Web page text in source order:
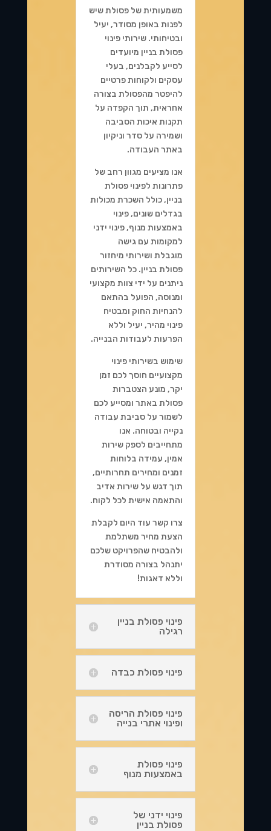
משמעותית של פסולת שיש
לפנות באופן מסודר, יעיל
ובטיחותי. שירותי פינוי
פסולת בניין מיועדים
לסייע לקבלנים, בעלי
עסקים ולקוחות פרטיים
להיפטר מהפסולת בצורה
אחראית, תוך הקפדה על
תקנות איכות הסביבה
ושמירה על סדר וניקיון
באתר העבודה.
אנו מציעים מגוון רחב של
פתרונות לפינוי פסולת
בניין, כולל השכרת מכולות
בגדלים שונים, פינוי
באמצעות מנוף, פינוי ידני
למקומות עם גישה
מוגבלת ושירותי מיחזור
פסולת בניין. כל השירותים
ניתנים על ידי צוות מקצועי
ומנוסה, הפועל בהתאם
להנחיות החוק ומבטיח
פינוי מהיר, יעיל וללא
הפרעות לעבודות הבנייה.
שימוש בשירותי פינוי
מקצועיים חוסך לכם זמן
יקר, מונע הצטברות
פסולת באתר ומסייע לכם
לשמור על סביבת עבודה
נקייה ובטוחה. אנו
מתחייבים לספק שירות
אמין, עמידה בלוחות
זמנים ומחירים תחרותיים,
תוך דגש על שירות אדיב
והתאמה אישית לכל לקוח.
צרו קשר עוד היום לקבלת
הצעת מחיר משתלמת
ולהבטיח שהפרויקט שלכם
יתנהל בצורה מסודרת
וללא דאגות!
פינוי פסולת בניין
רגילה
פינוי פסולת כבדה
פינוי פסולת הריסה
ופינוי אתרי בנייה
פינוי פסולת
באמצעות מנוף
פינוי ידני של
פסולת בניין